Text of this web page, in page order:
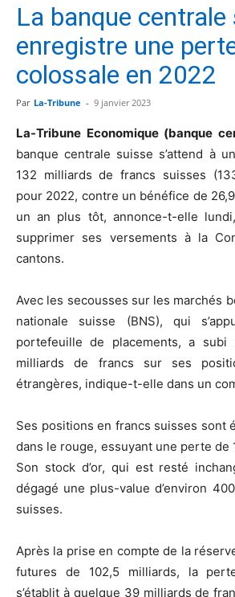
La banque centrale
enregistre une
colossale en 2022
Par La-Tribune - 9 janvier 2023
La-Tribune Economique (banque
banque centrale suisse s’attend à
132 milliards de francs suisses
pour 2022, contre un bénéfice de
un an plus tôt, annonce-t-elle
supprimer ses versements à la
cantons.
Avec les secousses sur les marchés
nationale suisse (BNS), qui
portefeuille de placements, a subi
milliards de francs sur ses
étrangères, indique-t-elle dans un
Ses positions en francs suisses sont
dans le rouge, essuyant une perte de
Son stock d’or, qui est resté
dégagé une plus-value d’environ
suisses.
Après la prise en compte de la
futures de 102,5 milliards, la
s’établit à quelque 39 milliards de